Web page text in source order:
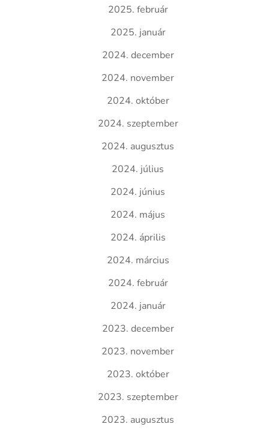
2025. február
2025. január
2024. december
2024. november
2024. október
2024. szeptember
2024. augusztus
2024. július
2024. június
2024. május
2024. április
2024. március
2024. február
2024. január
2023. december
2023. november
2023. október
2023. szeptember
2023. augusztus